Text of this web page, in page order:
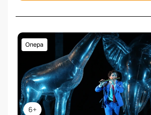
6+
Опера